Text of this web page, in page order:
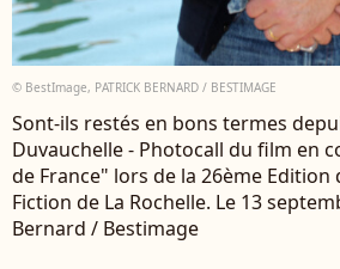
© BestImage, PATRICK BERNARD / BESTIMAGE
Sont-ils restés en bons termes
Duvauchelle - Photocall du film en
de France" lors de la 26ème Edition
Fiction de La Rochelle. Le 13
Bernard / Bestimage